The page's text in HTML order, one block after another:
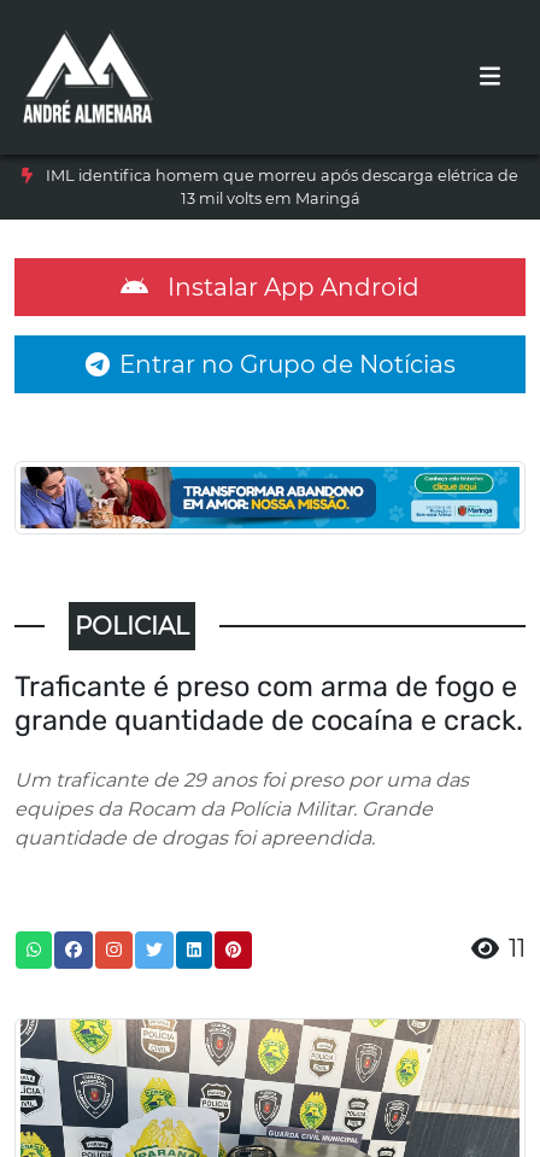
IML identifica homem que morreu após descarga elétrica de
13 mil volts em Maringá
Instalar App Android
Entrar no Grupo de Notícias
POLICIAL
Traficante é preso com arma de fogo e
grande quantidade de cocaína e crack.
Um traficante de 29 anos foi preso por uma das
equipes da Rocam da Polícia Militar. Grande
quantidade de drogas foi apreendida.
11